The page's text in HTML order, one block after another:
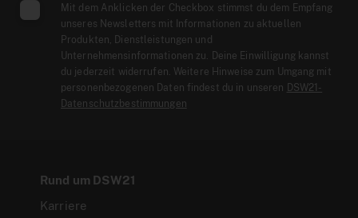
Mit dem Anklicken der Checkbox stimmst du dem Empfang
unseres Newsletters mit Informationen zu aktuellen
Produkten, Dienstleistungen und
Unternehmensinformationen zu. Deine Einwilligung kannst
du jederzeit widerrufen. Weitere Hinweise zum Umgang mit
personenbezogenen Daten findest du in unseren DSW21-
Datenschutzbestimmungen
Rund um DSW21
Karriere